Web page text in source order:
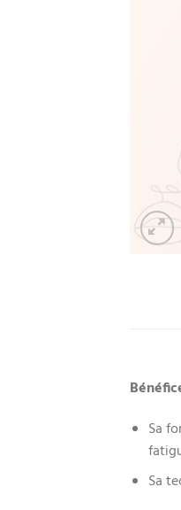
Sa
Sa